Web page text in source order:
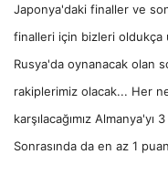
Japonya'daki finaller ve
finalleri için bizleri oldukça
Rusya'da oynanacak olan
rakiplerimiz olacak... Her
karşılacağımız
Sonrasında da en az 1